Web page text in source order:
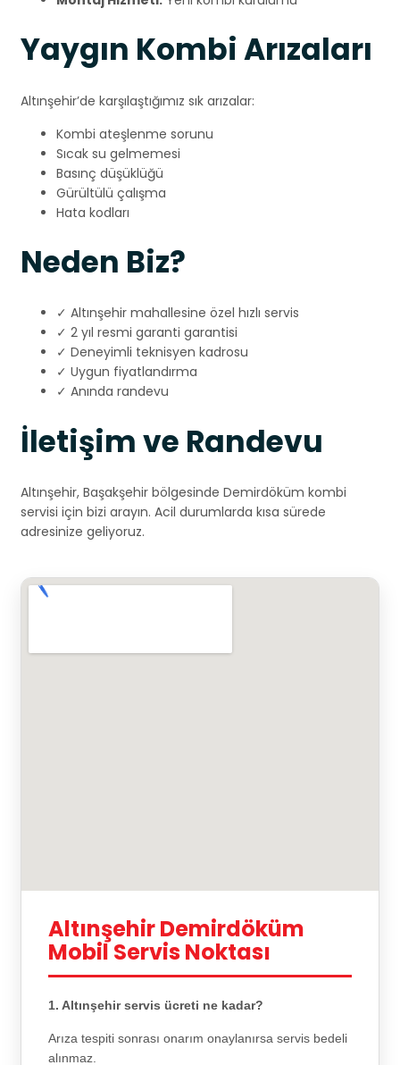
Yaygın Kombi Arızaları
Altınşehir’de karşılaştığımız sık arızalar:
Kombi ateşlenme sorunu
Sıcak su gelmemesi
Basınç düşüklüğü
Gürültülü çalışma
Hata kodları
Neden Biz?
✓ Altınşehir mahallesine özel hızlı servis
✓ 2 yıl resmi garanti garantisi
✓ Deneyimli teknisyen kadrosu
✓ Uygun fiyatlandırma
✓ Anında randevu
İletişim ve Randevu
Altınşehir, Başakşehir bölgesinde Demirdöküm kombi
servisi için bizi arayın. Acil durumlarda kısa sürede
adresinize geliyoruz.
Altınşehir Demirdöküm
Mobil Servis Noktası
1. Altınşehir servis ücreti ne kadar?
Arıza tespiti sonrası onarım onaylanırsa servis bedeli
alınmaz.